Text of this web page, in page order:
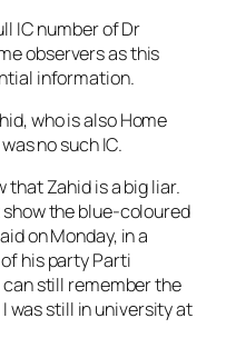
IC number of Dr
observers as this
information.
who is also Home
no such IC.
that Zahid is a big liar.
the blue-coloured
on Monday, in a
his party Parti
can still remember the
was still in university at